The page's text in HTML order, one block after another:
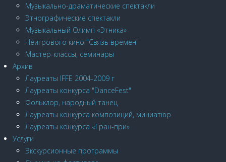
Музыкально-драматические спектакли
Этнографические спектакли
Музыкальный Олимп «Этника»
Неигрового кино "Связь времен"
Мастер-классы, семинары
Архив
Лауреаты IFFE 2004-2009 г
Лауреаты конкурса "DanceFest"
Фольклор, народный танец
Лауреаты конкурса композиций, миниатюр
Лауреаты конкурса «Гран-при»
Услуги
Экскурсионные программы